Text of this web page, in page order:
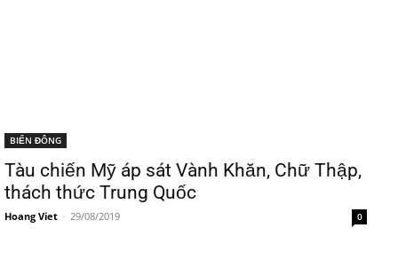
BIỂN ĐÔNG
Tàu chiến Mỹ áp sát Vành Khăn, Chữ Thập,
thách thức Trung Quốc
Hoang Viet - 29/08/2019 0